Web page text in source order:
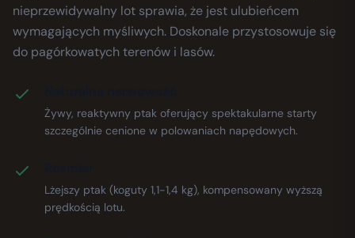
nieprzewidywalny lot sprawia, że jest ulubieńcem
wymagających myśliwych. Doskonale przystosowuje się
do pagórkowatych terenów i lasów.
Żywy, reaktywny ptak oferujący spektakularne starty
szczególnie cenione w polowaniach napędowych.
Lżejszy ptak (koguty 1,1-1,4 kg), kompensowany wyższą
prędkością lotu.